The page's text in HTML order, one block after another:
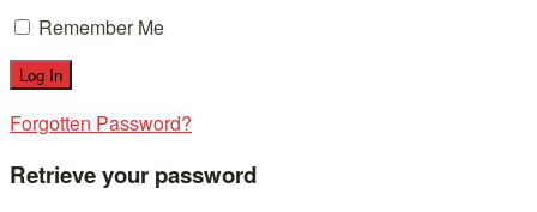
Remember Me
Forgotten Password?
Retrieve your password